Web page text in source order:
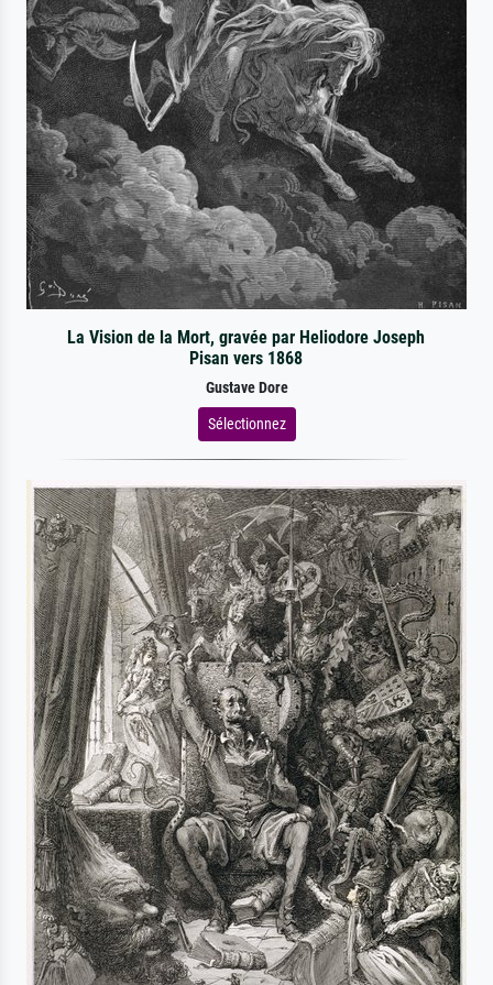
La Vision de la Mort, gravée par Heliodore Joseph
Pisan vers 1868
Gustave Dore
Sélectionnez